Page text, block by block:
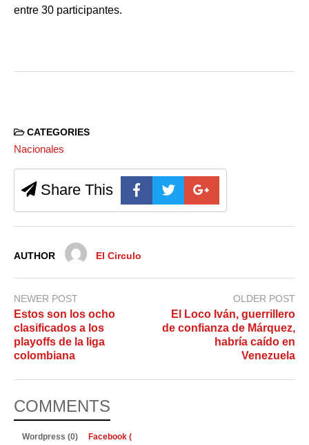
entre 30 participantes.
CATEGORIES
Nacionales
Share This
AUTHOR El Circulo
NEWER POST
Estos son los ocho
clasificados a los
playoffs de la liga
colombiana
OLDER POST
El Loco Iván, guerrillero
de confianza de Márquez,
habría caído en
Venezuela
COMMENTS
Wordpress (0) Facebook (